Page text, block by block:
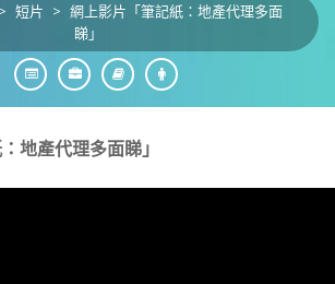
> 短片 > 網上影片「筆記紙：地產代理多面
睇」
地產代理多面睇」